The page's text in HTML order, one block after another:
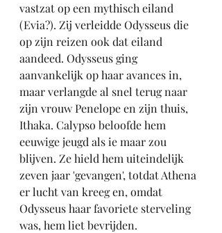
vastzat op een mythisch eiland
(Evia?). Zij verleidde Odysseus die
op zijn reizen ook dat eiland
aandeed. Odysseus ging
aanvankelijk op haar avances in,
maar verlangde al snel terug naar
zijn vrouw Penelope en zijn thuis,
Ithaka. Calypso beloofde hem
eeuwige jeugd als ie maar zou
blijven. Ze hield hem uiteindelijk
zeven jaar 'gevangen', totdat Athena
er lucht van kreeg en, omdat
Odysseus haar favoriete sterveling
was, hem liet bevrijden.